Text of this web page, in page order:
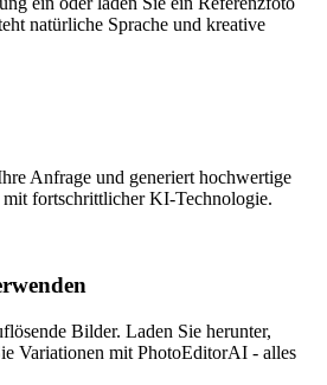
natürliche Sprache und kreative
Anfrage und generiert hochwertige
fortschrittlicher KI-Technologie.
Bilder. Laden Sie herunter,
Variationen mit PhotoEditorAI - alles